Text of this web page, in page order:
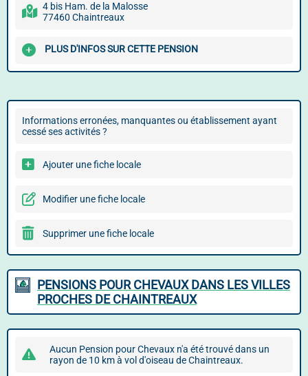
4 bis Ham. de la Malosse
77460 Chaintreaux
PLUS D'INFOS SUR CETTE PENSION
Informations erronées, manquantes ou établissement ayant
cessé ses activités ?
Ajouter une fiche locale
Modifier une fiche locale
Supprimer une fiche locale
PENSIONS POUR CHEVAUX DANS LES VILLES
PROCHES DE CHAINTREAUX
Aucun Pension pour Chevaux n'a été trouvé dans un
rayon de 10 km à vol d'oiseau de Chaintreaux.